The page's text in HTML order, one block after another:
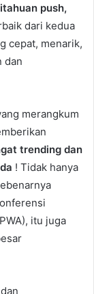
push,
dari kedua
cepat, menarik,
dan
merangkum
trending dan
! Tidak hanya
itu juga